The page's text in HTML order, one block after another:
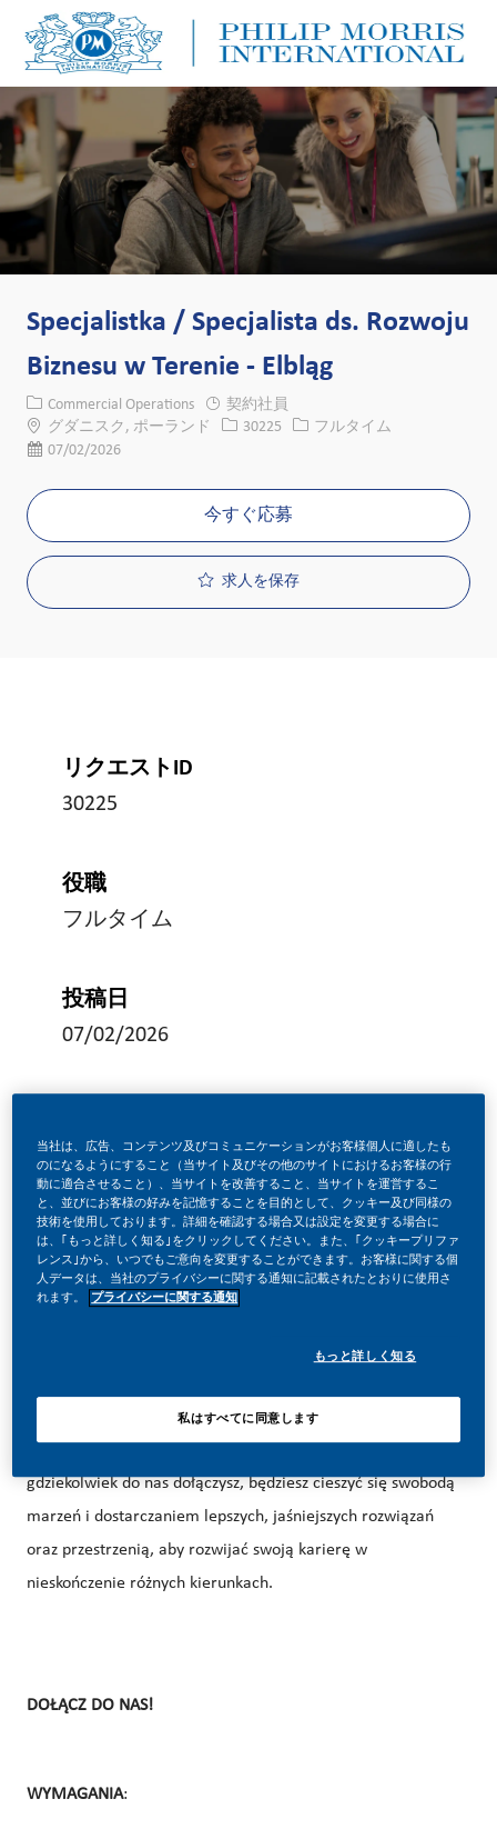
Specjalistka / Specjalista ds. Rozwoju
Biznesu w Terenie - Elbląg
カテゴリー
Commercial Operations
契約社員
場所グダニスク, ポーランド 求人ID
30225 役職フルタイム
投稿日07/02/2026
今すぐ応募
求人を保存
リクエストID
30225
役職
フルタイム
投稿日
07/02/2026
TWÓRZ Z NAMI HISTORIĘ!
W PMI zdecydowaliśmy się zrobić coś niesamowitego.
Całkowicie zmieniamy naszą działalność i budujemy naszą
gdziekolwiek do nas dołączysz, będziesz cieszyć się swobodą
marzeń i dostarczaniem lepszych, jaśniejszych rozwiązań
oraz przestrzenią, aby rozwijać swoją karierę w
nieskończenie różnych kierunkach.
DOŁĄCZ DO NAS!
WYMAGANIA:
当社は、広告、コンテンツ及びコミュニケーションがお客様個人に適したも
のになるようにすること（当サイト及びその他のサイトにおけるお客様の行
動に適合させること）、当サイトを改善すること、当サイトを運営するこ
と、並びにお客様の好みを記憶することを目的として、クッキー及び同様の
技術を使用しております。詳細を確認する場合又は設定を変更する場合に
は、｢もっと詳しく知る｣をクリックしてください。また、｢クッキープリファ
レンス｣から、いつでもご意向を変更することができます。お客様に関する個
人データは、当社のプライバシーに関する通知に記載されたとおりに使用さ
れます。
プライバシーに関する通知
もっと詳しく知る
私はすべてに同意します